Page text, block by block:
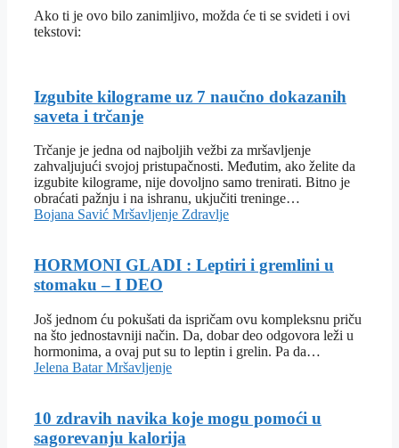
Ako ti je ovo bilo zanimljivo, možda će ti se svideti i ovi
tekstovi:
Izgubite kilograme uz 7 naučno dokazanih
saveta i trčanje
Trčanje je jedna od najboljih vežbi za mršavljenje
zahvaljujući svojoj pristupačnosti. Međutim, ako želite da
izgubite kilograme, nije dovoljno samo trenirati. Bitno je
obraćati pažnju i na ishranu, ukjučiti treninge…
Bojana Savić Mršavljenje Zdravlje
HORMONI GLADI : Leptiri i gremlini u
stomaku – I DEO
Još jednom ću pokušati da ispričam ovu kompleksnu priču
na što jednostavniji način. Da, dobar deo odgovora leži u
hormonima, a ovaj put su to leptin i grelin. Pa da…
Jelena BatarMršavljenje
10 zdravih navika koje mogu pomoći u
sagorevanju kalorija